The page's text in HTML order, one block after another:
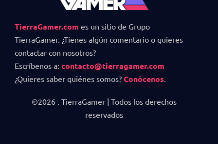
TierraGamer.com es un sitio de Grupo
TierraGamer. ¿Tienes algún comentario o quieres
contactar con nosotros?
Escríbenos a: contacto@tierragamer.com
¿Quieres saber quiénes somos? Conócenos
©2026 . TierraGamer | Todos los derechos
reservados